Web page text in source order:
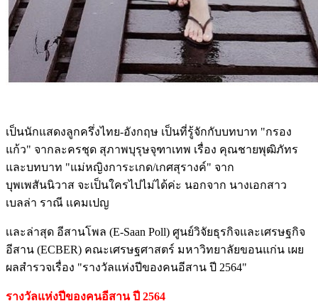
เป็นนักแสดงลูกครึ่งไทย-อังกฤษ เป็นที่รู้จักกับบทบาท "กรอง
แก้ว" จากละครชุด สุภาพบุรุษจุฑาเทพ เรื่อง คุณชายพุฒิภัทร
และบทบาท "แม่หญิงการะเกด/เกศสุรางค์" จาก
บุพเพสันนิวาส จะเป็นใครไปไม่ได้ค่ะ นอกจาก นางเอกสาว
เบลล่า ราณี เเคมเปญ
เเละล่าสุด อีสานโพล (E-Saan Poll) ศูนย์วิจัยธุรกิจและเศรษฐกิจ
อีสาน (ECBER) คณะเศรษฐศาสตร์ มหาวิทยาลัยขอนแก่น เผย
ผลสำรวจเรื่อง "รางวัลแห่งปีของคนอีสาน ปี 2564"
รางวัลแห่งปีของคนอีสาน ปี 2564